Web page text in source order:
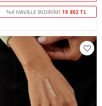
%4 HAVALE İNDIRIMI 19.802 TL